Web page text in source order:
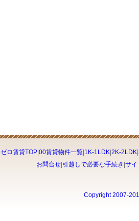
ゼロ賃貸TOP| 00賃貸物件一覧| 1K-1LDK| 2K-2LDK|
お問合せ 引越しで必要な手続き サイ
Copyright 2007-